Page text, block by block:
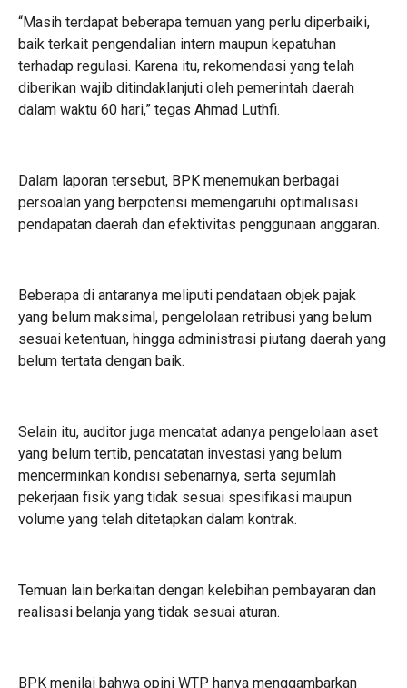
“Masih terdapat beberapa temuan yang perlu diperbaiki,
baik terkait pengendalian intern maupun kepatuhan
terhadap regulasi. Karena itu, rekomendasi yang telah
diberikan wajib ditindaklanjuti oleh pemerintah daerah
dalam waktu 60 hari,” tegas Ahmad Luthfi.
Dalam laporan tersebut, BPK menemukan berbagai
persoalan yang berpotensi memengaruhi optimalisasi
pendapatan daerah dan efektivitas penggunaan anggaran.
Beberapa di antaranya meliputi pendataan objek pajak
yang belum maksimal, pengelolaan retribusi yang belum
sesuai ketentuan, hingga administrasi piutang daerah yang
belum tertata dengan baik.
Selain itu, auditor juga mencatat adanya pengelolaan aset
yang belum tertib, pencatatan investasi yang belum
mencerminkan kondisi sebenarnya, serta sejumlah
pekerjaan fisik yang tidak sesuai spesifikasi maupun
volume yang telah ditetapkan dalam kontrak.
Temuan lain berkaitan dengan kelebihan pembayaran dan
realisasi belanja yang tidak sesuai aturan.
BPK menilai bahwa opini WTP hanya menggambarkan